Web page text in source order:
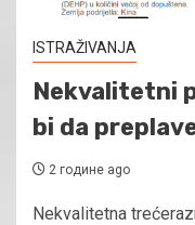
ISTRAŽIVANJA
Nekvalitetni
bi da
2 године ago
Nekvalitetna